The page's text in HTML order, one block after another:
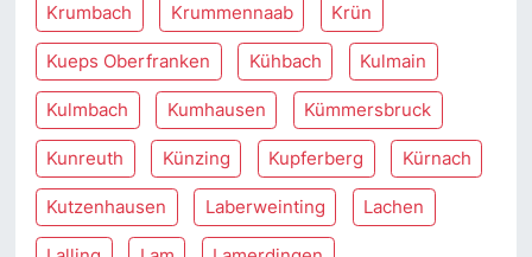
Krumbach Krummennaab Krün
Kueps Oberfranken Kühbach Kulmain
Kulmbach Kumhausen Kümmersbruck
Kunreuth Künzing Kupferberg Kürnach
Kutzenhausen Laberweinting Lachen